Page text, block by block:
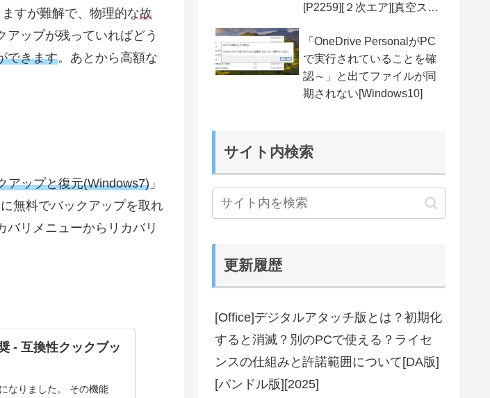
すが難解で、物理的な故
アップが残っていればどう
できます。あとから高額な
アップと復元(Windows7) 」
無料でバックアップを取れ
バリメニューからリカバリ
- 互換性クックブッ
なりました。 その機能
[P2259][２次エア][真空スイ
ブ]
「OneDrive PersonalがPC
で実行されていることを確
認～」と出てファイルが同
期されない[Windows10]
サイト内検索
更新履歴
[Office]デジタルアタッチ版とは？初期化
すると消滅？別のPCで使える？ライセ
ンスの仕組みと許諾範囲について[DA版]
[バンドル版][2025]